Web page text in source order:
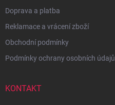
Doprava a platba
Reklamace a vrácení zboží
Obchodní podmínky
Podmínky ochrany osobních údajů
KONTAKT